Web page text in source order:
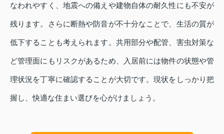
なわれやすく、地震への備えや建物自体の耐久性にも不安が
残ります。さらに断熱や防音が不十分なことで、生活の質が
低下することも考えられます。共用部分や配管、害虫対策な
ど管理面にもリスクがあるため、入居前には物件の状態や管
理状況を丁寧に確認することが大切です。現状をしっかり把
握し、快適な住まい選びを心がけましょう。